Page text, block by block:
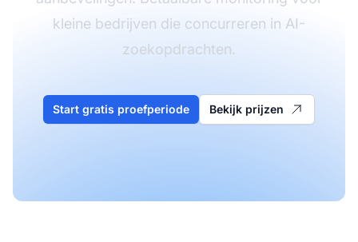
kleine bedrijven die concurreren in AI-
zoekopdrachten.
Start gratis proefperiode Bekijk prijzen